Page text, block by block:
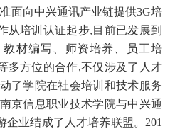
面向中兴通讯产业链提供3G培
从培训认证起步,目前已发展到
材编写、师资培养、员工培
多方位的合作,不仅涉及了人才
了学院在社会培训和技术服务
京信息职业技术学院与中兴通
企业结成了人才培养联盟。201